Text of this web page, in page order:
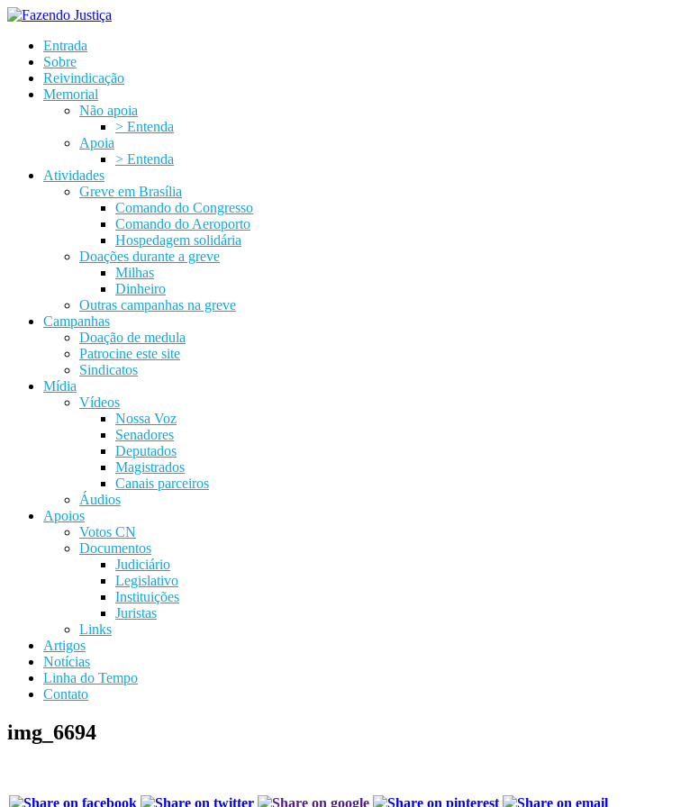
Entrada
Sobre
Reivindicação
Memorial
Não apoia
> Entenda
Apoia
> Entenda
Atividades
Greve em Brasília
Comando do Congresso
Comando do Aeroporto
Hospedagem solidária
Doações durante a greve
Milhas
Dinheiro
Outras campanhas na greve
Campanhas
Doação de medula
Patrocine este site
Sindicatos
Mídia
Vídeos
Nossa Voz
Senadores
Deputados
Magistrados
Canais parceiros
Áudios
Apoios
Votos CN
Documentos
Judiciário
Legislativo
Instituições
Juristas
Links
Artigos
Notícias
Linha do Tempo
Contato
img_6694